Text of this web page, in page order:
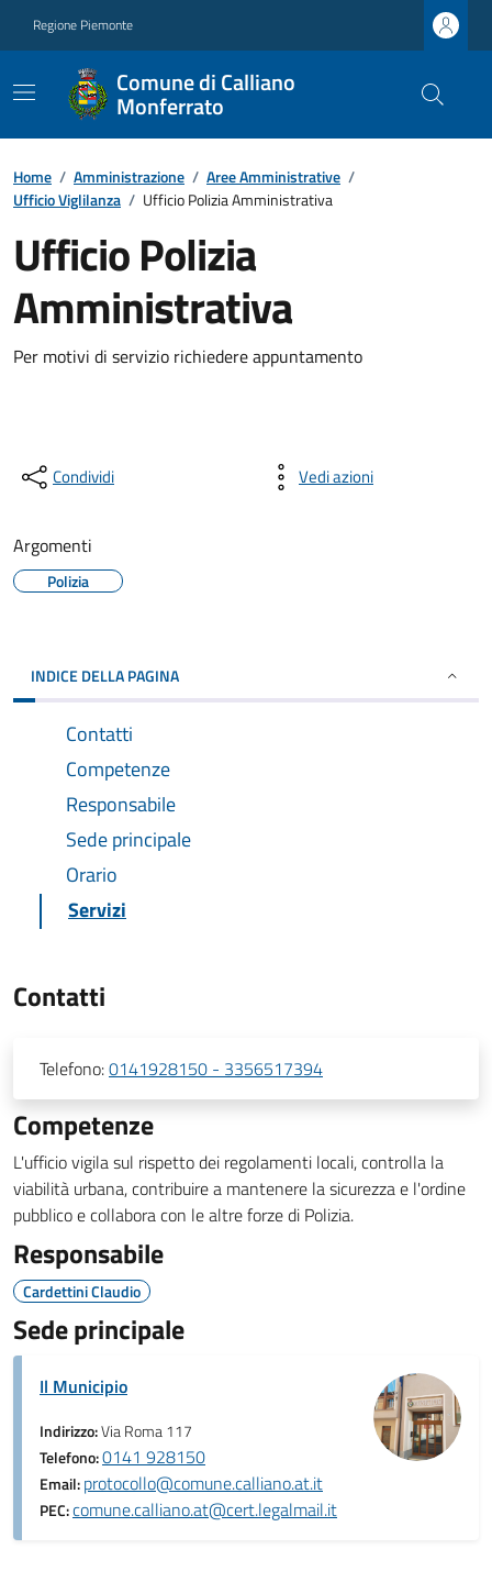
Regione Piemonte
Comune di Calliano
Monferrato
Home / Amministrazione / Aree Amministrative /
Ufficio Viglilanza / Ufficio Polizia Amministrativa
Ufficio Polizia
Amministrativa
Per motivi di servizio richiedere appuntamento
Condividi Vedi azioni
Argomenti
Polizia
INDICE DELLA PAGINA
Contatti
Competenze
Responsabile
Sede principale
Orario
Servizi
Contatti
Telefono:0141928150 - 3356517394
Competenze
L'ufficio vigila sul rispetto dei regolamenti locali, controlla la
viabilità urbana, contribuire a mantenere la sicurezza e l'ordine
pubblico e collabora con le altre forze di Polizia.
Responsabile
Cardettini Claudio
Sede principale
Il Municipio
Indirizzo:Via Roma 117
Telefono:0141 928150
Email:protocollo@comune.calliano.at.it
PEC:comune.calliano.at@cert.legalmail.it